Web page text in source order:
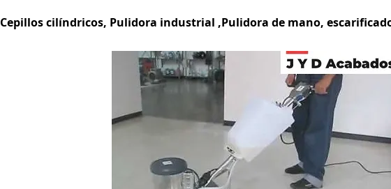
Cepillos cilíndricos, Pulidora industrial ,Pulidora de mano,